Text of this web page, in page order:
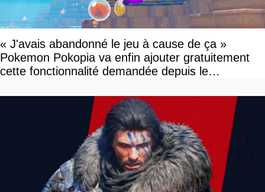
« J'avais abandonné le jeu à cause de ça »
Pokemon Pokopia va enfin ajouter gratuitement
cette fonctionnalité demandée depuis le